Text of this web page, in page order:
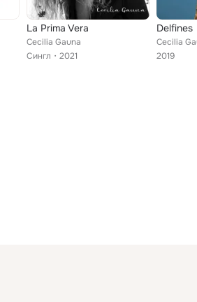
La Prima Vera
Cecilia Gauna
Сингл
2021
Delfines
Cecilia
2019